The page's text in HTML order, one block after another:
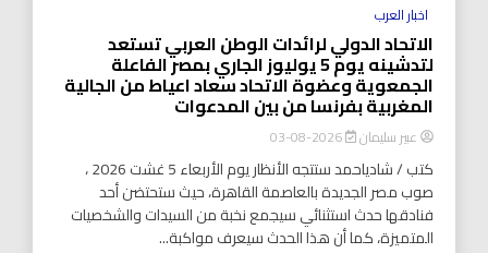
اخبار العرب
الاتحاد الدولي لرائدات الوطن العربي تستعد
لتدشينه يوم 5 يوليوز الجاري بمصر الفاعلة
الجمعوية وعضوة الاتحاد سعاد اعياط من الجالية
المغربية بفرنسا من بين المدعوات
عبير سليمان 2026-08-03
كتب / شادياحمد ستتجه الأنظار يوم الأربعاء 5 غشت 2026 ،
صوب مصر الجديدة بالعاصمة القاهرة، حيث ستحتضن أحد
فنادقها حدث استثنائي سيجمع نخبة من السيدات والشخصيات
المتميزة، كما أن هذا الحدث سيعرف مواكبة...